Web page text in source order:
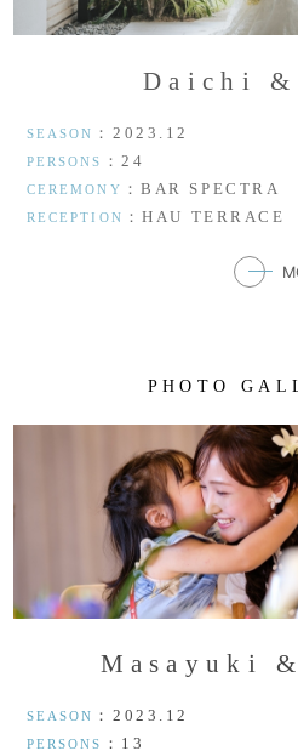
Da ich i &
SEASON ：2023.12
PERSONS ：24
CEREMONY ：BAR SPECTRA
RECEPTION ：HAU TERRACE
P HO TO G A L
M a sa yuk i &
SEASON ：2023.12
PERSONS ：13